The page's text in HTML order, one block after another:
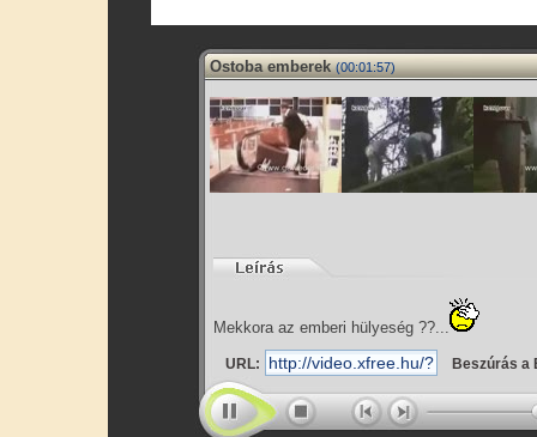
Ostoba emberek (00:01:57)
Mekkora az emberi hülyeség ??...
URL: Beszúrás a